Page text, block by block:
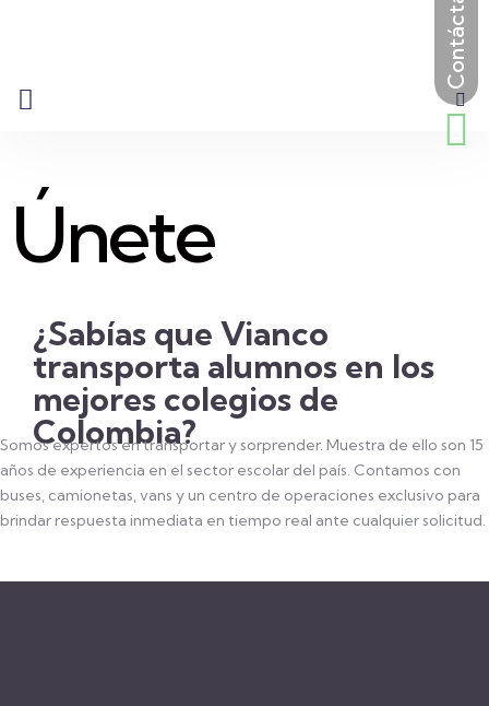
Únete
¿Sabías que Vianco
transporta alumnos en los
mejores colegios de
Colombia?
Somos expertos en transportar y sorprender. Muestra de ello son 15
años de experiencia en el sector escolar del país. Contamos con
buses, camionetas, vans y un centro de operaciones exclusivo para
brindar respuesta inmediata en tiempo real ante cualquier solicitud.